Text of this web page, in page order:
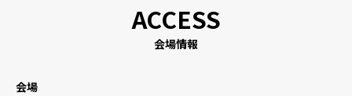
会場情報
会場